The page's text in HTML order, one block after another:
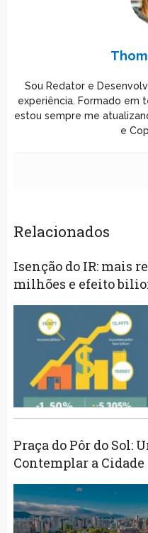
Sou Redator e
experiência. Formado em
estou sempre me
e
Relacionados
Isenção do IR: mais
milhões e efeito
Praça do Pôr do Sol:
Contemplar a Cidade